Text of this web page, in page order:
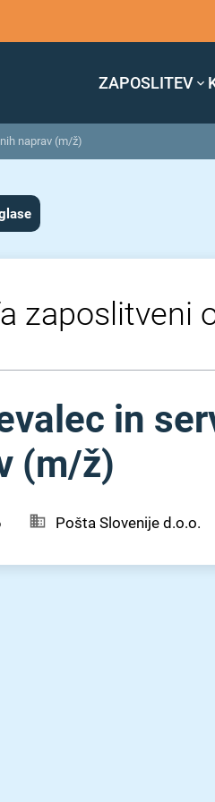
ZAPOSLITEV
naprav (m/ž)
zaposlitveni
in
(m⁠/⁠ž)
Pošta Slovenije d.o.o.